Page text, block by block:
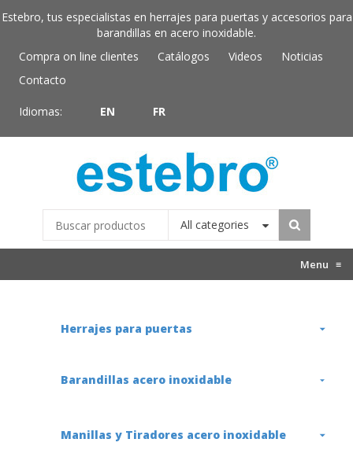
Estebro, tus especialistas en herrajes para puertas y accesorios para
barandillas en acero inoxidable.
Compra on line clientes
Catálogos Videos
Noticias
Contacto
Idiomas: EN FR
All categories
Menu ≡
Herrajes para puertas
Barandillas acero inoxidable
Manillas y Tiradores acero inoxidable